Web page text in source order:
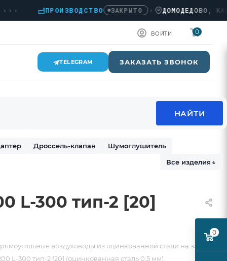
ПРОИЗВОДСТВО ЗАКРЫТО › ДОМОДЕДОВО,
ВОЙТИ 0
TELEGRAM ЗАКАЗАТЬ ЗВОНОК
Дроссель-клапан
Шумоглушитель
Все изделия ↓
L-300 тип-2 [20]
воздуховоды из оцинкованной стали на заказ
L-300 тип-2 [20] (оцинкованная сталь 0,5 мм)
0